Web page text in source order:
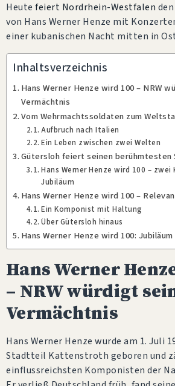
Heute feiert Nordrhein-Westfalen
von Hans Werner Henze mit
einer kubanischen Nacht mitten in
Inhaltsverzeichnis
Hans Werner Henze wird 100 – NRW
Vermächtnis
Vom Wehrmachtssoldaten zum
Aufbruch nach Italien
Ein Leben zwischen zwei Welten
Gütersloh feiert seinen berühmtesten
Hans Werner Henze wird 100 –
Jubiläum
Hans Werner Henze wird 100 –
Ein Komponist mit Haltung
Über Gütersloh hinaus
Hans Werner Henze wird 100:
Hans Werner
– NRW würdigt
Vermächtnis
Hans Werner Henze wurde am 1. Juli
Stadtteil Kattenstroth geboren und
einflussreichsten Komponisten der